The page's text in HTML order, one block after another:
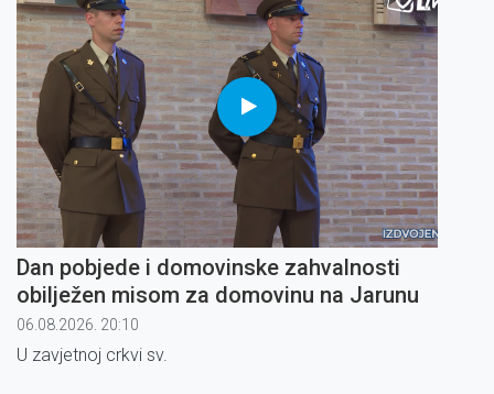
Dan pobjede i domovinske zahvalnosti
obilježen misom za domovinu na Jarunu
06.08.2026. 20:10
U zavjetnoj crkvi sv.